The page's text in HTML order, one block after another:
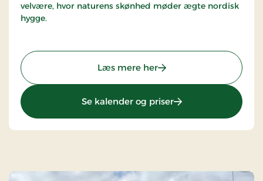
velvære, hvor naturens skønhed møder ægte nordisk
hygge.
Læs mere her: Strandhotel Klitrosen,
Se kalender og priser: Strandhotel